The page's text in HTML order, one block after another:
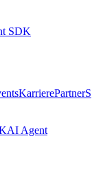
SDK
KarrierePartnerS
AI Agent